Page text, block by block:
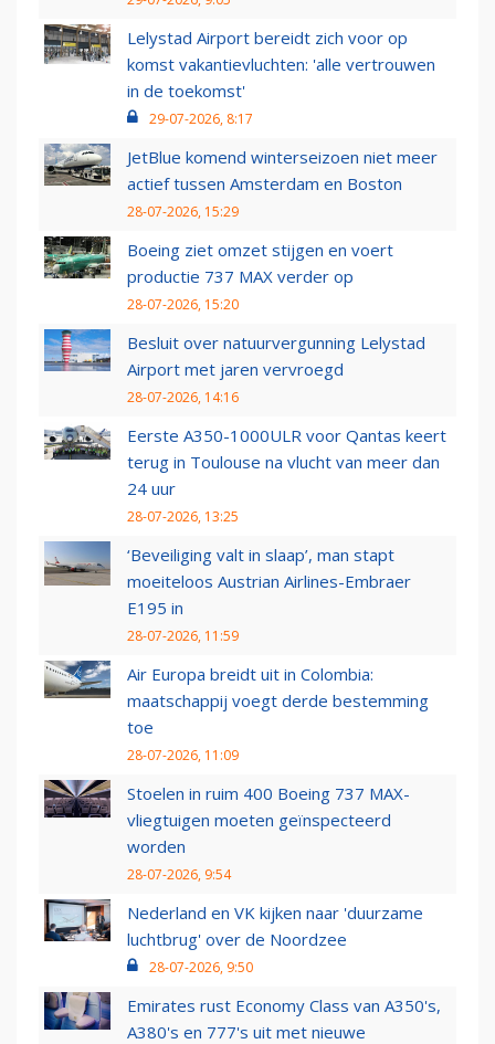
Lelystad Airport bereidt zich voor op
komst vakantievluchten: 'alle vertrouwen
in de toekomst'
29-07-2026, 8:17
JetBlue komend winterseizoen niet meer
actief tussen Amsterdam en Boston
28-07-2026, 15:29
Boeing ziet omzet stijgen en voert
productie 737 MAX verder op
28-07-2026, 15:20
Besluit over natuurvergunning Lelystad
Airport met jaren vervroegd
28-07-2026, 14:16
Eerste A350-1000ULR voor Qantas keert
terug in Toulouse na vlucht van meer dan
24 uur
28-07-2026, 13:25
‘Beveiliging valt in slaap’, man stapt
moeiteloos Austrian Airlines-Embraer
E195 in
28-07-2026, 11:59
Air Europa breidt uit in Colombia:
maatschappij voegt derde bestemming
toe
28-07-2026, 11:09
Stoelen in ruim 400 Boeing 737 MAX-
vliegtuigen moeten geïnspecteerd
worden
28-07-2026, 9:54
Nederland en VK kijken naar 'duurzame
luchtbrug' over de Noordzee
28-07-2026, 9:50
Emirates rust Economy Class van A350's,
A380's en 777's uit met nieuwe